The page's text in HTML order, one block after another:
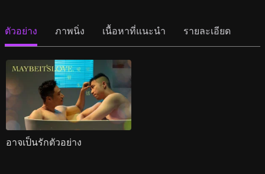
ตัวอย่าง ภาพนิ่ง เนื้อหาที่แนะนำ รายละเอียด
อาจเป็นรักตัวอย่าง